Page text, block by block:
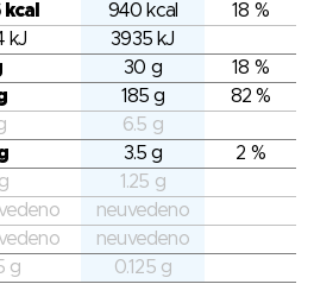
940 kcal
18 %
kJ
3935 kJ
30 g
18 %
185 g
82 %
6.5 g
3.5 g
2 %
1.25 g
neuvedeno
neuvedeno
g 0.125 g